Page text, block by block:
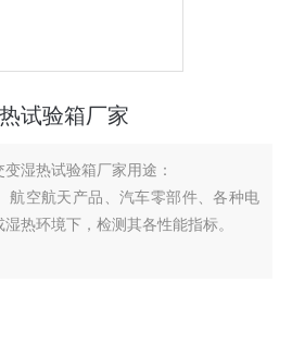
试验箱厂家
变湿热试验箱厂家用途：
航空航天产品、汽车零部件、各种电
热环境下，检测其各性能指标。
方法、GB/T2423.2高温试验方法、